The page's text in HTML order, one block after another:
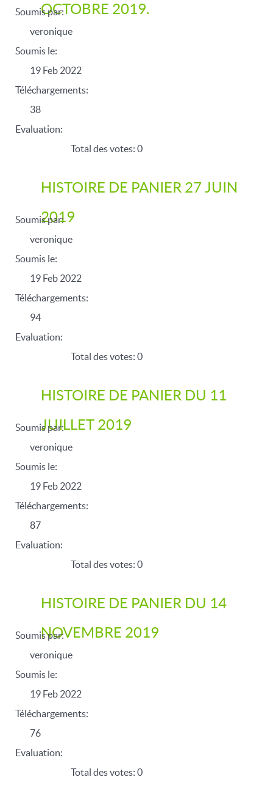
OCTOBRE 2019.
Soumis par:
veronique
Soumis le:
19 Feb 2022
Téléchargements:
38
Evaluation:
Total des votes: 0
HISTOIRE DE PANIER 27 JUIN
2019
Soumis par:
veronique
Soumis le:
19 Feb 2022
Téléchargements:
94
Evaluation:
Total des votes: 0
HISTOIRE DE PANIER DU 11
JUILLET 2019
Soumis par:
veronique
Soumis le:
19 Feb 2022
Téléchargements:
87
Evaluation:
Total des votes: 0
HISTOIRE DE PANIER DU 14
NOVEMBRE 2019
Soumis par:
veronique
Soumis le:
19 Feb 2022
Téléchargements:
76
Evaluation:
Total des votes: 0